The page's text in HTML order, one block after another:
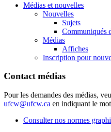
Médias et nouvelles
Nouvelles
Sujets
Communiqués
Médias
Affiches
Inscription pour
Contact médias
Pour les demandes des médias,
ufcw@ufcw.ca en indiquant le
Consulter nos normes